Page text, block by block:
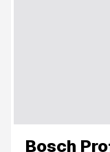
Bosch